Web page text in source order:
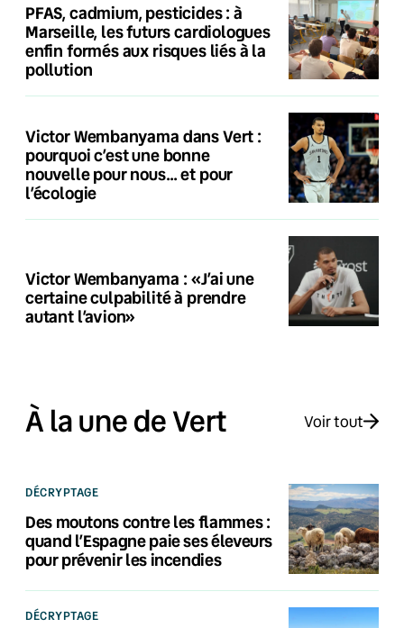
PFAS, cadmium, pesticides : à
Marseille, les futurs cardiologues
enfin formés aux risques liés à la
pollution
Victor Wembanyama dans Vert :
pourquoi c’est une bonne
nouvelle pour nous… et pour
l’écologie
Victor Wembanyama : «J’ai une
certaine culpabilité à prendre
autant l’avion»
À la une de Vert Voir tout
DÉCRYPTAGE
Des moutons contre les flammes :
quand l’Espagne paie ses éleveurs
pour prévenir les incendies
DÉCRYPTAGE